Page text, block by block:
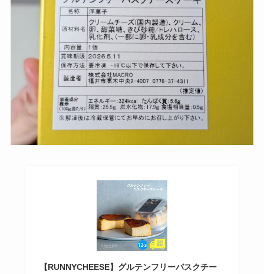
【RUNNYCHEESE】グルテンフリーバスクチー